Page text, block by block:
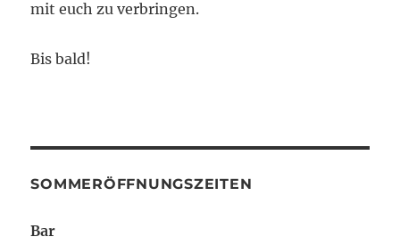
mit euch zu verbringen.
Bis bald!
SOMMERÖFFNUNGSZEITEN
Bar